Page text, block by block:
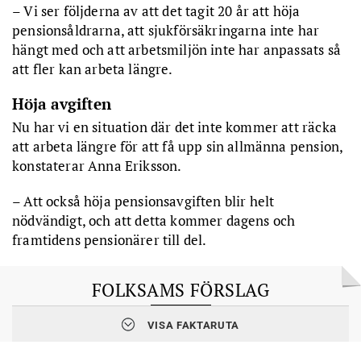
– Vi ser följderna av att det tagit 20 år att höja
pensionsåldrarna, att sjukförsäkringarna inte har
hängt med och att arbetsmiljön inte har anpassats så
att fler kan arbeta längre.
Höja avgiften
Nu har vi en situation där det inte kommer att räcka
att arbeta längre för att få upp sin allmänna pension,
konstaterar Anna Eriksson.
– Att också höja pensionsavgiften blir helt
nödvändigt, och att detta kommer dagens och
framtidens pensionärer till del.
FOLKSAMS FÖRSLAG
Så kan pensionen höjas med40 000 kronor om året,
VISA FAKTARUTA